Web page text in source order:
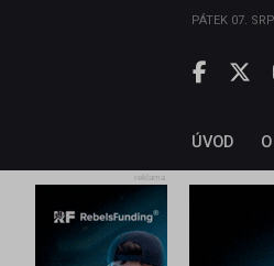
PÁTEK 07.
ÚVOD
reklama